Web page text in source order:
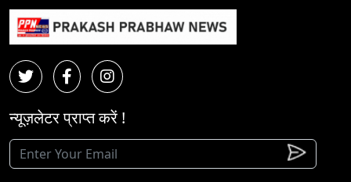
न्यूज़लेटर प्राप्त करें !